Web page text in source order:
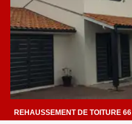
REHAUSSEMENT DE TOITURE 66